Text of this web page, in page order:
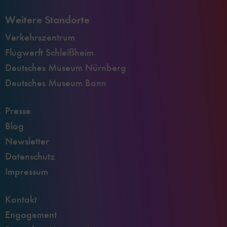
Weitere Standorte
Verkehrszentrum
Flugwerft Schleißheim
Deutsches Museum Nürnberg
Deutsches Museum Bonn
Presse
Blog
Newsletter
Datenschutz
Impressum
Kontakt
Engagement